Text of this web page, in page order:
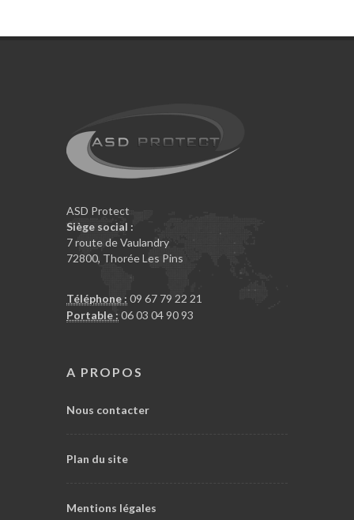
ASD Protect
Siège social :
7 route de Vaulandry
72800, Thorée Les Pins
Téléphone : 09 67 79 22 21
Portable : 06 03 04 90 93
A PROPOS
Nous contacter
Plan du site
Mentions légales